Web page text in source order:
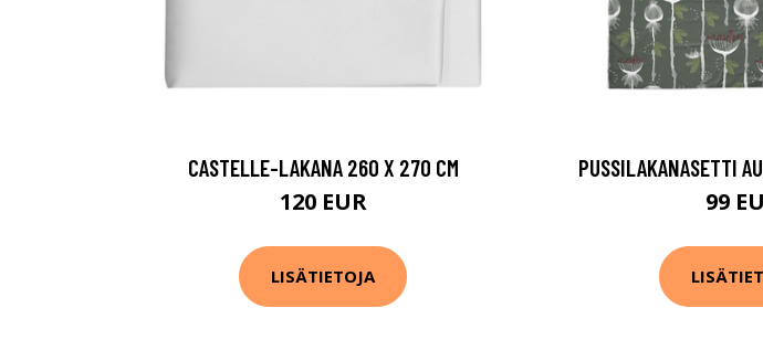
CASTELLE-LAKANA 260 X 270 CM
120 EUR
LISÄTIETOJA
PUSSILAKANASETTI
99